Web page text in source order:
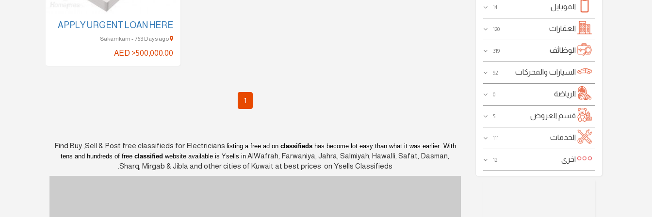
الموبايل 14
العقارات 120
الوظائف 319
السيارات والمحركات 92
الرياضة 0
قسم العروض 5
الخدمات 111
اخرى 12
APPLY URGENT LOAN HERE
Sakamkam - 768 Days ago
AED >500,000.00
1
Find Buy ,Sell & Post free classifieds for Electricians listing a free ad on classifiedshas become lot easy than what it was earlier. With
tens and hundreds of freeclassified website available is Ysells in AlWafrah, Farwaniya, Jahra, Salmiyah, Hawalli, Safat, Dasman,
Sharq, Mirgab & Jibla and other cities of Kuwait at best prices on Ysells Classifieds.